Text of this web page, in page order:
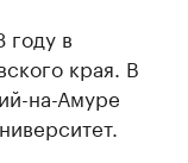
году в
края. В
на-Амуре